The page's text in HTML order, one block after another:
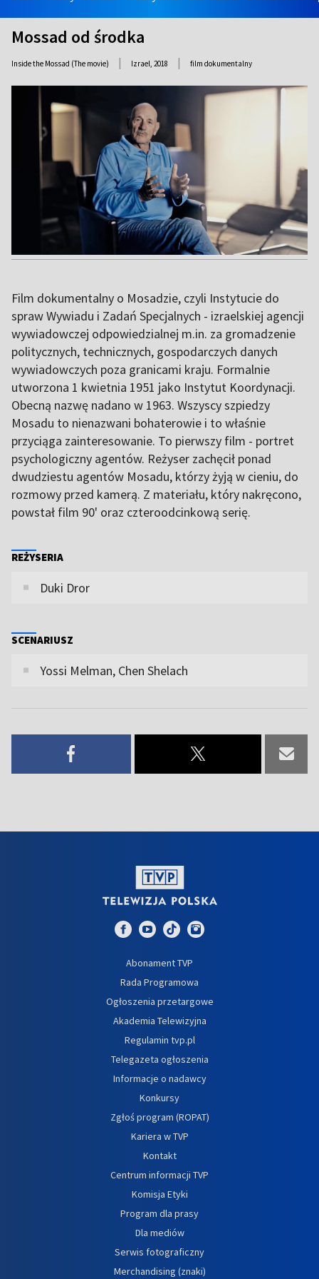
Mossad od środka
Inside the Mossad (The movie) | Izrael, 2018 | film dokumentalny
Film dokumentalny o Mosadzie, czyli Instytucie do
spraw Wywiadu i Zadań Specjalnych - izraelskiej agencji
wywiadowczej odpowiedzialnej m.in. za gromadzenie
politycznych, technicznych, gospodarczych danych
wywiadowczych poza granicami kraju. Formalnie
utworzona 1 kwietnia 1951 jako Instytut Koordynacji.
Obecną nazwę nadano w 1963. Wszyscy szpiedzy
Mosadu to nienazwani bohaterowie i to właśnie
przyciąga zainteresowanie. To pierwszy film - portret
psychologiczny agentów. Reżyser zachęcił ponad
dwudziestu agentów Mosadu, którzy żyją w cieniu, do
rozmowy przed kamerą. Z materiału, który nakręcono,
powstał film 90' oraz czteroodcinkową serię.
REŻYSERIA
Duki Dror
SCENARIUSZ
Yossi Melman, Chen Shelach
Abonament TVP
Rada Programowa
Ogłoszenia przetargowe
Akademia Telewizyjna
Regulamin tvp.pl
Telegazeta ogłoszenia
Informacje o nadawcy
Konkursy
Zgłoś program (ROPAT)
Kariera w TVP
Kontakt
Centrum informacji TVP
Komisja Etyki
Program dla prasy
Dla mediów
Serwis fotograficzny
Merchandising (znaki)